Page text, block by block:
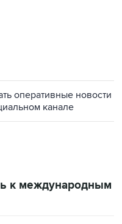
оперативные новости
канале
к международным